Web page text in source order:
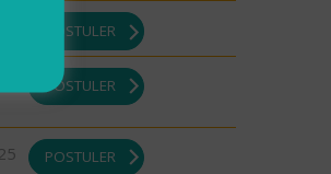
POSTULER
POSTULER
POSTULER